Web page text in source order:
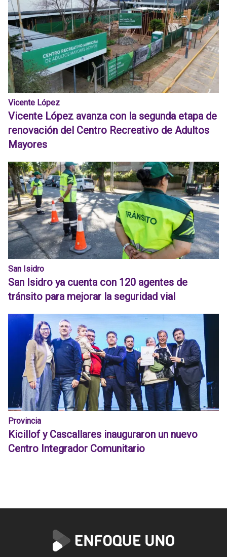
Vicente López
Vicente López avanza con la segunda etapa de
renovación del Centro Recreativo de Adultos
Mayores
San Isidro
San Isidro ya cuenta con 120 agentes de
tránsito para mejorar la seguridad vial
Provincia
Kicillof y Cascallares inauguraron un nuevo
Centro Integrador Comunitario